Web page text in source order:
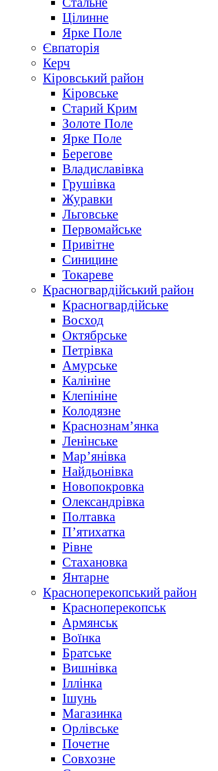
Цілинне
Ярке Поле
Євпаторія
Керч
Кіровський район
Кіровське
Старий Крим
Золоте Поле
Ярке Поле
Берегове
Владиславівка
Грушівка
Журавки
Льговське
Первомайське
Привітне
Синицине
Токареве
Красногвардійський район
Красногвардійське
Восход
Октябрське
Петрівка
Амурське
Калініне
Клепініне
Колодязне
Краснознам’янка
Ленінське
Мар’янівка
Найдьонівка
Новопокровка
Олександрівка
Полтавка
П’ятихатка
Рівне
Стахановка
Янтарне
Красноперекопський район
Красноперекопськ
Армянськ
Воїнка
Братське
Вишнівка
Іллінка
Ішунь
Магазинка
Орлівське
Почетне
Совхозне